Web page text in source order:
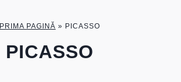
PRIMA PAGINĂ » PICASSO
PICASSO